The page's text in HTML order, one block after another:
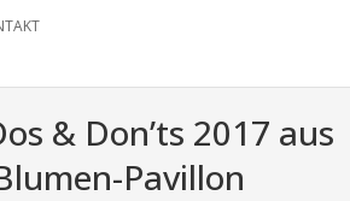
& Don’ts 2017 aus
Pavillon